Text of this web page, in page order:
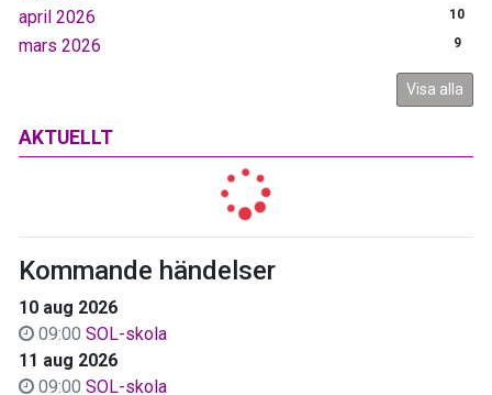
april 2026 10
mars 2026 9
Visa alla
AKTUELLT
Kommande händelser
10 aug 2026
09:00 SOL-skola
11 aug 2026
09:00 SOL-skola